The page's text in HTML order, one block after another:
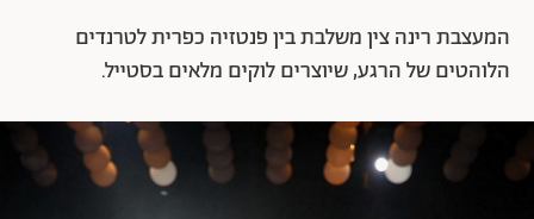
המעצבת רינה צין משלבת בין פנטזיה כפרית לטרנדים
הלוהטים של הרגע, שיוצרים לוקים מלאים בסטייל.